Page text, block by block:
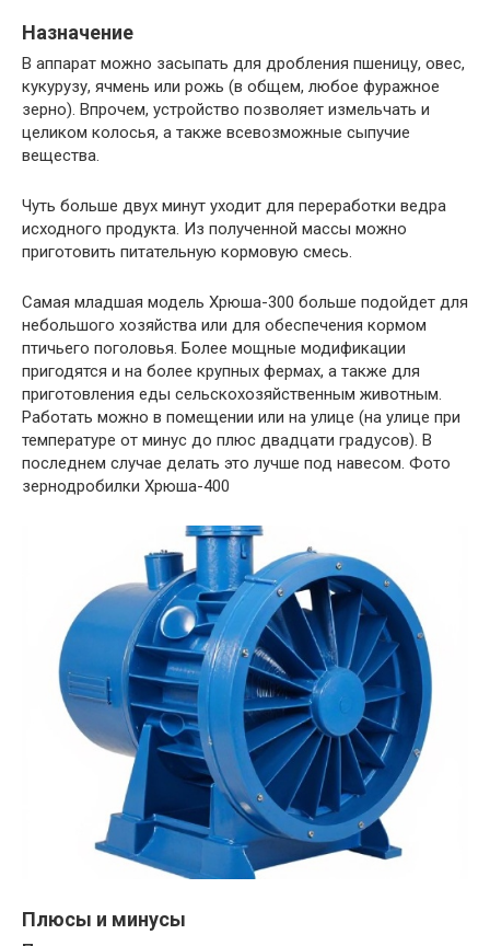
Назначение
В аппарат можно засыпать для дробления пшеницу, овес,
кукурузу, ячмень или рожь (в общем, любое фуражное
зерно). Впрочем, устройство позволяет измельчать и
целиком колосья, а также всевозможные сыпучие
вещества.
Чуть больше двух минут уходит для переработки ведра
исходного продукта. Из полученной массы можно
приготовить питательную кормовую смесь.
Самая младшая модель Хрюша-300 больше подойдет для
небольшого хозяйства или для обеспечения кормом
птичьего поголовья. Более мощные модификации
пригодятся и на более крупных фермах, а также для
приготовления еды сельскохозяйственным животным.
Работать можно в помещении или на улице (на улице при
температуре от минус до плюс двадцати градусов). В
последнем случае делать это лучше под навесом. Фото
зернодробилки Хрюша-400
Плюсы и минусы